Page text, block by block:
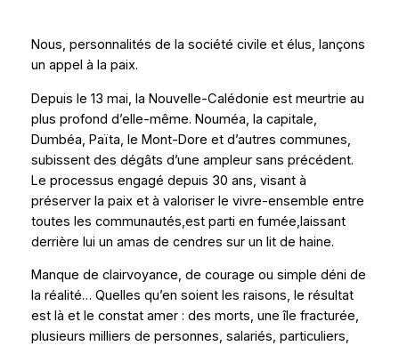
Nous, personnalités de la société civile et élus, lançons
un appel à la paix.
Depuis le 13 mai, la Nouvelle-Calédonie est meurtrie au
plus profond d’elle-même. Nouméa, la capitale,
Dumbéa, Païta, le Mont-Dore et d’autres communes,
subissent des dégâts d’une ampleur sans précédent.
Le processus engagé depuis 30 ans, visant à
préserver la paix et à valoriser le vivre-ensemble entre
toutes les communautés,est parti en fumée,laissant
derrière lui un amas de cendres sur un lit de haine.
Manque de clairvoyance, de courage ou simple déni de
la réalité… Quelles qu’en soient les raisons, le résultat
est là et le constat amer : des morts, une île fracturée,
plusieurs milliers de personnes, salariés, particuliers,